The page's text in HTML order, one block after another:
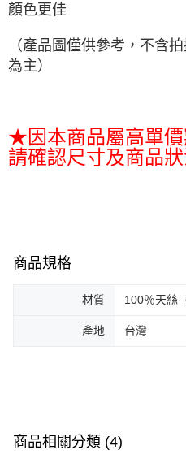
顏色更佳
（產品圖僅供參考，不含
為主）
★因本商品屬高單
請確認尺寸及商品
商品規格
材質 100％天絲
產地 台灣
商品相關分類 (4)